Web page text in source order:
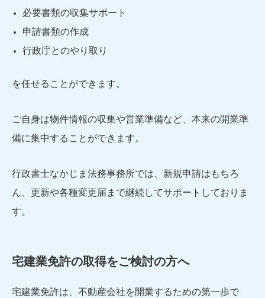
必要書類の収集サポート
申請書類の作成
行政庁とのやり取り
を任せることができます。
ご自身は物件情報の収集や営業準備など、本来の開業準
備に集中することができます。
行政書士なかじま法務事務所では、新規申請はもちろ
ん、更新や各種変更届まで継続してサポートしておりま
す。
宅建業免許の取得をご検討の方へ
宅建業免許は、不動産会社を開業するための第一歩で